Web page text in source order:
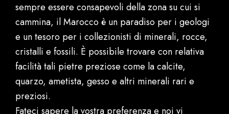
sempre essere consapevoli della zona su cui si
cammina, il Marocco è un paradiso per i geologi
e un tesoro per i collezionisti di minerali, rocce,
cristalli e fossili. È possibile trovare con relativa
facilità tali pietre preziose come la calcite,
quarzo, ametista, gesso e altri minerali rari e
preziosi.
Fateci sapere la vostra preferenza e noi vi